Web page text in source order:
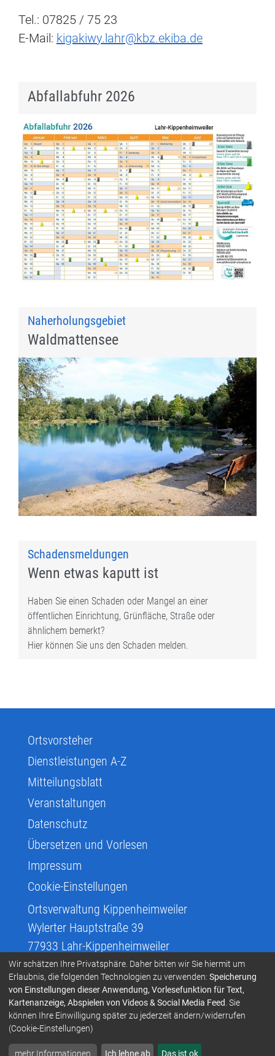
Tel.: 07825 / 75 23
E-Mail: kigakiwy.lahr@kbz.ekiba.de
Abfallabfuhr 2026
Naherholungsgebiet
Waldmattensee
Schadensmeldungen
Wenn etwas kaputt ist
Haben Sie einen Schaden oder Mangel an einer
öffentlichen Einrichtung, Grünfläche, Straße oder
ähnlichem bemerkt?
Hier können Sie uns den Schaden melden.
Ortsvorsteher
Dienstleistungen A-Z
Mitteilungsblatt
Veranstaltungen
Datenschutz
Übersetzen und Vorlesen
Impressum
Cookie-Einstellungen
Ortsverwaltung Kippenheimweiler
Wylerter Hauptstraße 39
77933 Lahr-Kippenheimweiler
07825/870830
ovkippenheimweiler@lahr.de
Erklärung zur Barrierefreiheit
Infos zur Barrierefreiheit
Wir schätzen Ihre Privatsphäre. Daher bitten wir Sie hiermit um
Erlaubnis, die folgenden Technologien zu verwenden: Speicherung
von Einstellungen dieser Anwendung, Vorlesefunktion für Text,
Kartenanzeige, Abspielen von Videos & Social Media Feed. Sie
können Ihre Einwilligung später zu jederzeit ändern/widerrufen
(Cookie-Einstellungen)
mehr Informationen Ich lehne ab Das ist ok